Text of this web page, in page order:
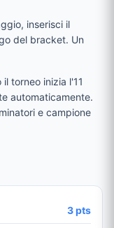
inserisci il
del bracket. Un
torneo inizia l'11
automaticamente.
e campione
3 pts